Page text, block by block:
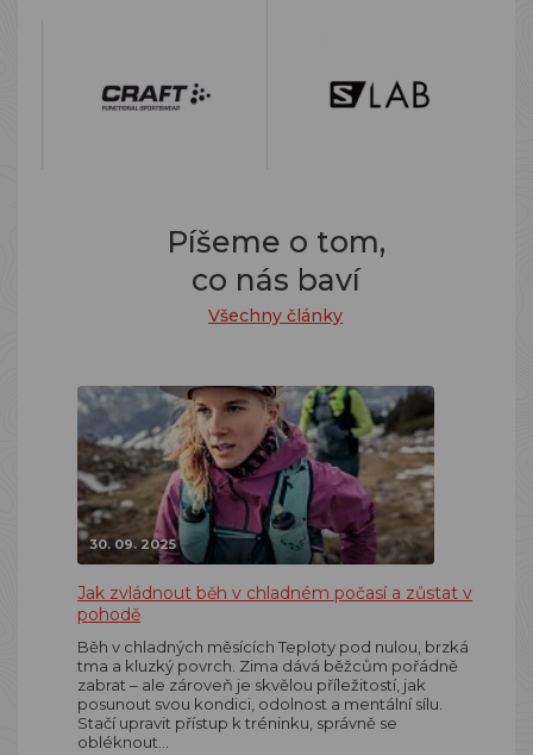
Píšeme o tom,
co nás baví
Všechny články
30. 09. 2025
Jak zvládnout běh v chladném počasí a zůstat v
pohodě
Běh v chladných měsících Teploty pod nulou, brzká
tma a kluzký povrch. Zima dává běžcům pořádně
zabrat – ale zároveň je skvělou příležitostí, jak
posunout svou kondici, odolnost a mentální sílu.
Stačí upravit přístup k tréninku, správně se
obléknout…